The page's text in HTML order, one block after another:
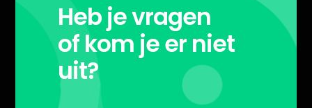
Heb je vragen
of kom je er niet
uit?